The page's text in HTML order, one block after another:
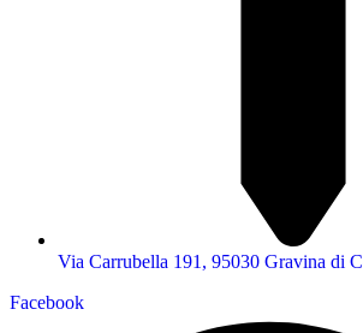
Via Carrubella 191, 95030 Gravina di
Facebook